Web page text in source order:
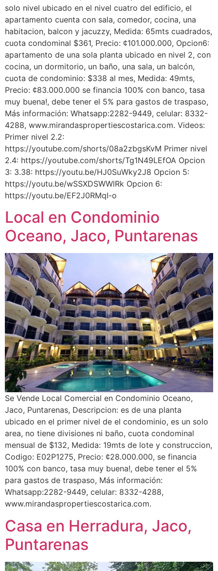
solo nivel ubicado en el nivel cuatro del edificio, el
apartamento cuenta con sala, comedor, cocina, una
habitacion, balcon y jacuzzy, Medida: 65mts cuadrados,
cuota condominal $361, Precio: ¢101.000.000, Opcion6:
apartamento de una sola planta ubicado en nivel 2, con
cocina, un dormitorio, un baño, una sala, un balcón,
cuota de condominio: $338 al mes, Medida: 49mts,
Precio: ¢83.000.000 se financia 100% con banco, tasa
muy buena!, debe tener el 5% para gastos de traspaso,
Más información: Whatsapp:2282-9449, celular: 8332-
4288, www.mirandaspropertiescostarica.com. Videos:
Primer nivel 2.2:
https://youtube.com/shorts/08a2zbgsKvM Primer nivel
2.4: https://youtube.com/shorts/Tg1N49LEfOA Opcion
3: 3.38: https://youtu.be/HJ0SuWky2J8 Opcion 5:
https://youtu.be/wSSXDSWWlRk Opcion 6:
https://youtu.be/EF2J0RMqI-o
Local en Condominio
Oceano, Jaco, Puntarenas
Se Vende Local Comercial en Condominio Oceano,
Jaco, Puntarenas, Descripcion: es de una planta
ubicado en el primer nivel de el condominio, es un solo
area, no tiene divisiones ni baño, cuota condominal
mensual de $132, Medida: 19mts de lote y construccion,
Codigo: E02P1275, Precio: ¢28.000.000, se financia
100% con banco, tasa muy buena!, debe tener el 5%
para gastos de traspaso, Más información:
Whatsapp:2282-9449, celular: 8332-4288,
www.mirandaspropertiescostarica.com.
Casa en Herradura, Jaco,
Puntarenas